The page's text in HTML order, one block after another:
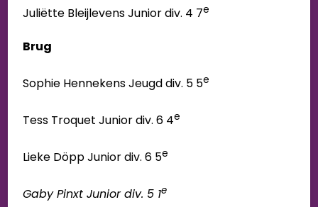
Juliëtte Bleijlevens Junior div. 4 7e
Brug
Sophie Hennekens Jeugd div. 5 5e
Tess Troquet Junior div. 6 4e
Lieke Döpp Junior div. 6 5e
Gaby Pinxt Junior div. 5 1e